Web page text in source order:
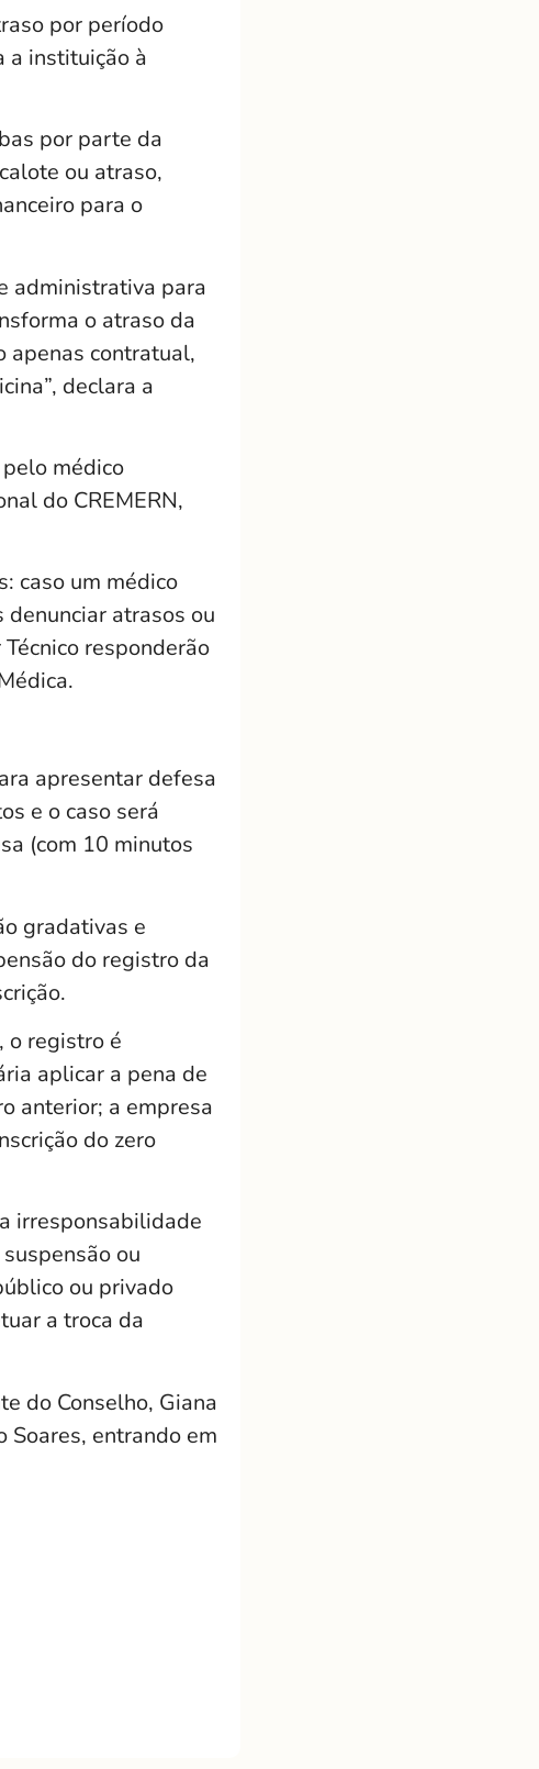
por período
a instituição à
por parte da
ou atraso,
para o
administrativa para
o atraso da
apenas contratual,
declara a
médico
do CREMERN,
caso um médico
atrasos ou
responderão
apresentar defesa
e o caso será
(com 10 minutos
gradativas e
do registro da
o registro é
aplicar a pena de
anterior; a empresa
do zero
irresponsabilidade
ou
ou privado
a troca da
do Conselho, Giana
Soares, entrando em